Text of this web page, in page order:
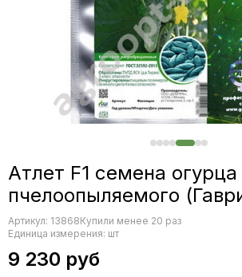
Сельдерей
Спаржа
Земляника
Микрозелень - семена для
Фасоль
Фенхель
Атлет F1 семена огурца
пчелоопыляемого
Артикул: 13868Купили менее 20 раз
Единица измерения: шт
9 230 руб